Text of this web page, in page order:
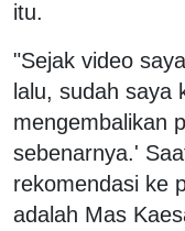
itu.
"Sejak video
lalu, sudah saya
mengembalikan
sebenarnya.'
rekomendasi ke
adalah Mas